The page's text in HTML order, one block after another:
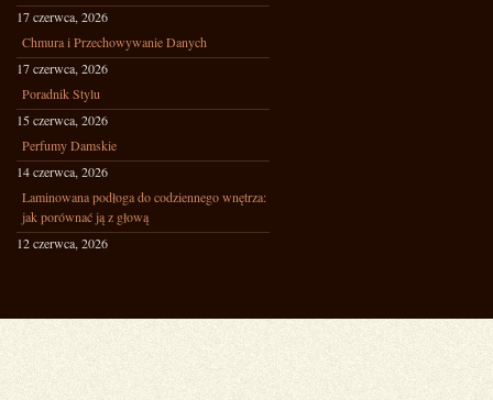
17 czerwca, 2026
Chmura i Przechowywanie Danych
17 czerwca, 2026
Poradnik Stylu
15 czerwca, 2026
Perfumy Damskie
14 czerwca, 2026
Laminowana podłoga do codziennego wnętrza:
jak porównać ją z głową
12 czerwca, 2026